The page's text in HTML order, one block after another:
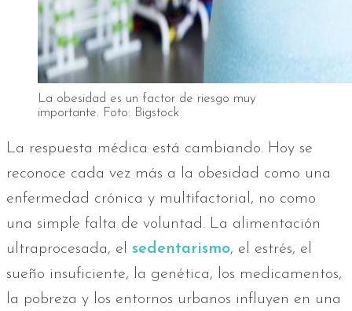
La obesidad es un factor de riesgo muy
importante. Foto: Bigstock
La respuesta médica está cambiando. Hoy se
reconoce cada vez más a la obesidad como una
enfermedad crónica y multifactorial, no como
una simple falta de voluntad. La alimentación
ultraprocesada, el sedentarismo, el estrés, el
sueño insuficiente, la genética, los medicamentos,
la pobreza y los entornos urbanos influyen en una